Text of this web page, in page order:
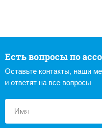
Есть вопросы по
Оставьте контакты, наши
и ответят на все вопросы